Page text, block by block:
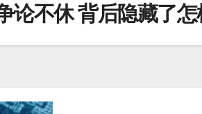
论不休 背后隐藏了怎